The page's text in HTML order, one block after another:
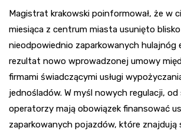
Magistrat krakowski poinformował, że w
miesiąca z centrum miasta usunięto
nieodpowiednio zaparkowanych hulajnóg
rezultat nowo wprowadzonej umowy
firmami świadczącymi usługi
jednośladów. W myśl nowych regulacji, od
operatorzy mają obowiązek finansować
zaparkowanych pojazdów, które znajdują